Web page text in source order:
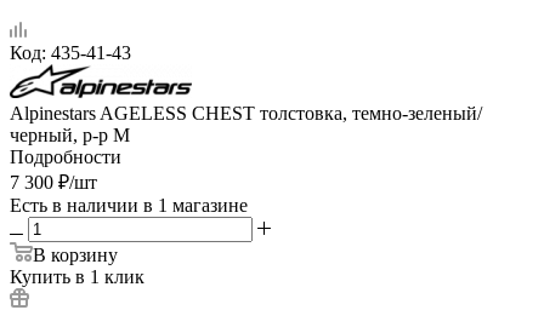
Код: 435-41-43
Alpinestars AGELESS CHEST толстовка, темно-зеленый/
черный, р-р M
Подробности
7 300 ₽/шт
Есть в наличии в 1 магазине
В корзину
Купить в 1 клик